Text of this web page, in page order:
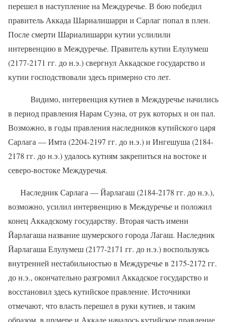
перешел в наступление на Междуречье. В бою победил
правитель Аккада Шариалишарри и Сарлаг попал в плен.
После смерти Шариалишарри кутии услилили
интервенцию в Междуречье. Правитель кутии Елулумеш
(2177-2171 гг. до н.э.) свергнул Аккадское государство и
кутии господствовали здесь примерно сто лет.
Видимо, интервенция кутиев в Междуречье начились
в период правления Нарам Суэна, от рук которых и он пал.
Возможно, в годы правления наследников кутийского царя
Сарлага — Имта (2204-2197 гг. до н.э.) и Ингешуша (2184-
2178 гг. до н.э.) удалось кутиям закрепиться на востоке и
северо-востоке Междуречья.
Наследник Сарлага — Йарлагаш (2184-2178 гг. до н.э.),
возможно, усилил интервенцию в Междуречье и положил
конец Аккадскому государству. Вторая часть имени
Йарлагаша название шумерского города Лагаш. Наследник
Йарлагаша Елулумеш (2177-2171 гг. до н.э.) воспользуясь
внутренней нестабильностью в Междуречье в 2175-2172 гг.
до н.э., окончательно разгромил Аккадское государство и
восстановил здесь кутийское правление. Источники
отмечают, что власть перешел в руки кутиев, и таким
образом, в шумере и Аккаде началось кутийское правление.